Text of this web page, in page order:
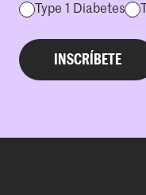
Type 1 Diabetes